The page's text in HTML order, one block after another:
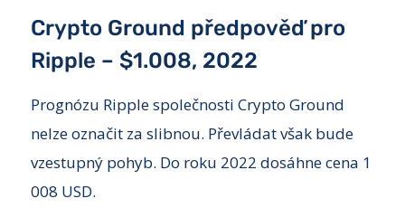
Crypto Ground předpověď pro
Ripple – $1.008, 2022
Prognózu Ripple společnosti Crypto Ground
nelze označit za slibnou. Převládat však bude
vzestupný pohyb. Do roku 2022 dosáhne cena 1
008 USD.